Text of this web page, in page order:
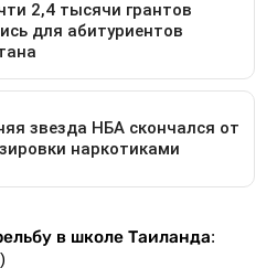
в школе Таиланда: